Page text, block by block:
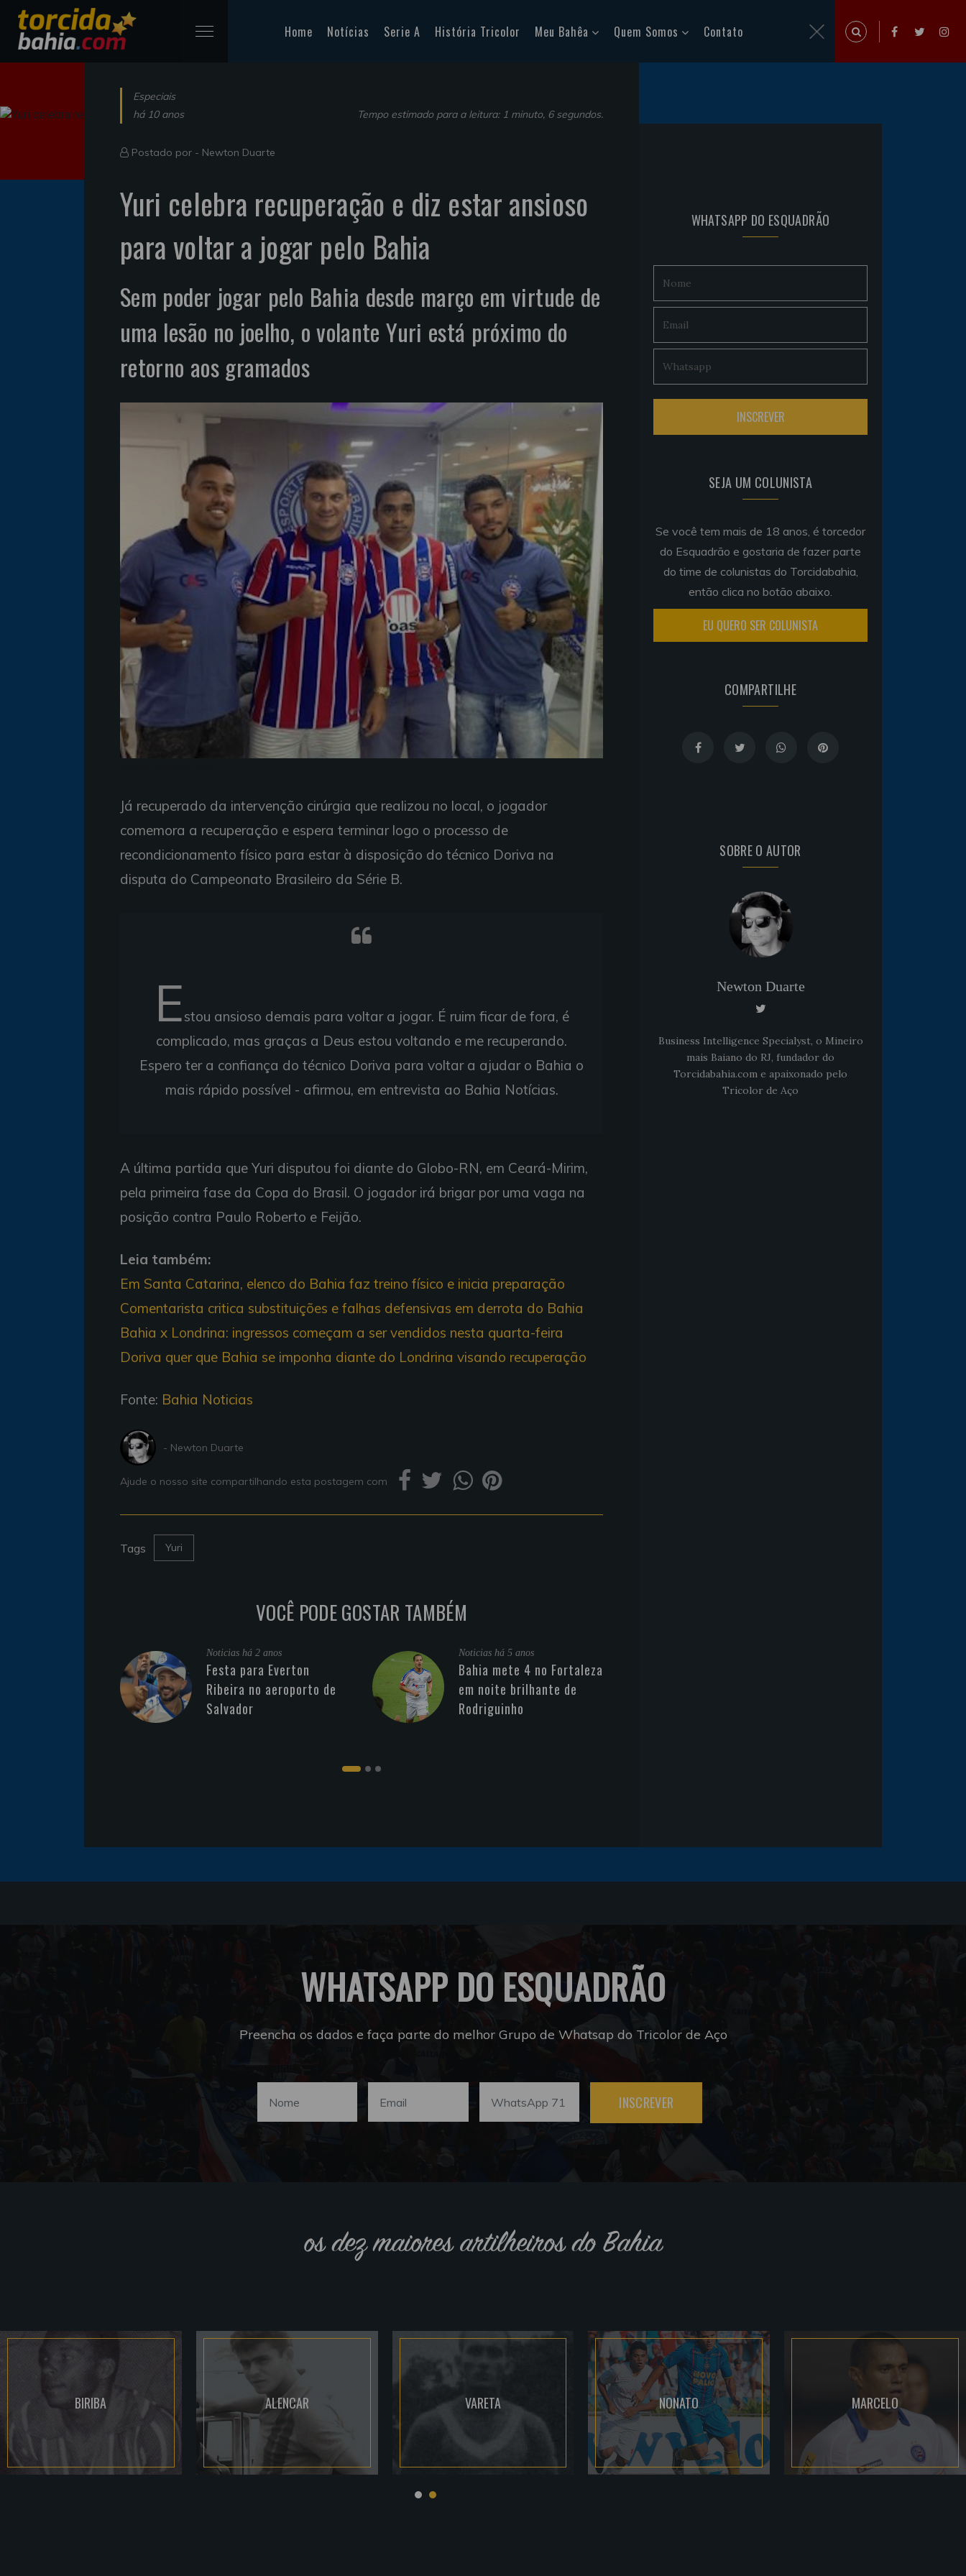
Home Notícias Serie A História Tricolor Meu Bahêa Quem Somos Contato
Especiais
há 10 anos
Tempo estimado para a leitura: 1 minuto, 6 segundos.
Postado por - Newton Duarte
Yuri celebra recuperação e diz estar ansioso
para voltar a jogar pelo Bahia
Sem poder jogar pelo Bahia desde março em virtude de
uma lesão no joelho, o volante Yuri está próximo do
retorno aos gramados
Já recuperado da intervenção cirúrgia que realizou no local, o jogador
comemora a recuperação e espera terminar logo o processo de
recondicionamento físico para estar à disposição do técnico Doriva na
disputa do Campeonato Brasileiro da Série B.
Estou ansioso demais para voltar a jogar. É ruim ficar de fora, é
complicado, mas graças a Deus estou voltando e me recuperando.
Espero ter a confiança do técnico Doriva para voltar a ajudar o Bahia o
mais rápido possível - afirmou, em entrevista ao Bahia Notícias.
A última partida que Yuri disputou foi diante do Globo-RN, em Ceará-Mirim,
pela primeira fase da Copa do Brasil. O jogador irá brigar por uma vaga na
posição contra Paulo Roberto e Feijão.
Leia também:
Em Santa Catarina, elenco do Bahia faz treino físico e inicia preparação
Comentarista critica substituições e falhas defensivas em derrota do Bahia
Bahia x Londrina: ingressos começam a ser vendidos nesta quarta-feira
Doriva quer que Bahia se imponha diante do Londrina visando recuperação
Fonte: Bahia Noticias
- Newton Duarte
Ajude o nosso site compartilhando esta postagem com
Tags Yuri
VOCÊ PODE GOSTAR TAMBÉM
Noticias há 2 anos
Festa para Everton
Ribeira no aeroporto de
Salvador
Noticias há 5 anos
Bahia mete 4 no Fortaleza
em noite brilhante de
Rodriguinho
WHATSAPP DO ESQUADRÃO
SEJA UM COLUNISTA
Se você tem mais de 18 anos, é torcedor
do Esquadrão e gostaria de fazer parte
do time de colunistas do Torcidabahia,
então clica no botão abaixo.
EU QUERO SER COLUNISTA
COMPARTILHE
SOBRE O AUTOR
Newton Duarte
Business Intelligence Specialyst, o Mineiro
mais Baiano do RJ, fundador do
Torcidabahia.com e apaixonado pelo
Tricolor de Aço
WHATSAPP DO ESQUADRÃO
Preencha os dados e faça parte do melhor Grupo de Whatsap do Tricolor de Aço
INSCREVER
os dez maiores artilheiros do Bahia
BIRIBA ALENCAR VARETA NONATO MARCELO